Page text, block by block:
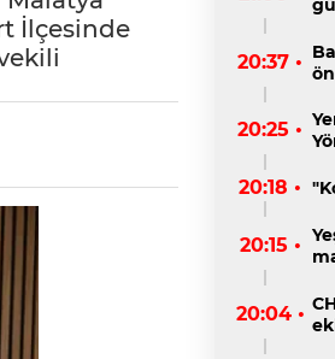
İlçesinde
20:37 •
20:25 •
20:18 •
20:15 •
20:04 •